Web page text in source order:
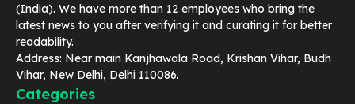
(India). We have more than 12 employees who bring the
latest news to you after verifying it and curating it for better
readability.
Address: Near main Kanjhawala Road, Krishan Vihar, Budh
Vihar, New Delhi, Delhi 110086.
Categories